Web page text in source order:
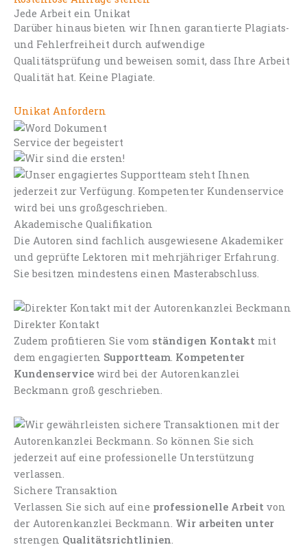
Jede Arbeit ein Unikat
Darüber hinaus bieten wir Ihnen garantierte Plagiats-
und Fehlerfreiheit durch aufwendige
Qualitätsprüfung und beweisen somit, dass Ihre Arbeit
Qualität hat. Keine Plagiate.
Unikat Anfordern
Service der begeistert
Akademische Qualifikation
Die Autoren sind fachlich ausgewiesene Akademiker
und geprüfte Lektoren mit mehrjähriger Erfahrung.
Sie besitzen mindestens einen Masterabschluss.
Direkter Kontakt
Zudem profitieren Sie vom ständigen Kontakt mit
dem engagierten Supportteam. Kompetenter
Kundenservice wird bei der Autorenkanzlei
Beckmann groß geschrieben.
Sichere Transaktion
Verlassen Sie sich auf eine professionelle Arbeit von
der Autorenkanzlei Beckmann. Wir arbeiten unter
strengen Qualitätsrichtlinien